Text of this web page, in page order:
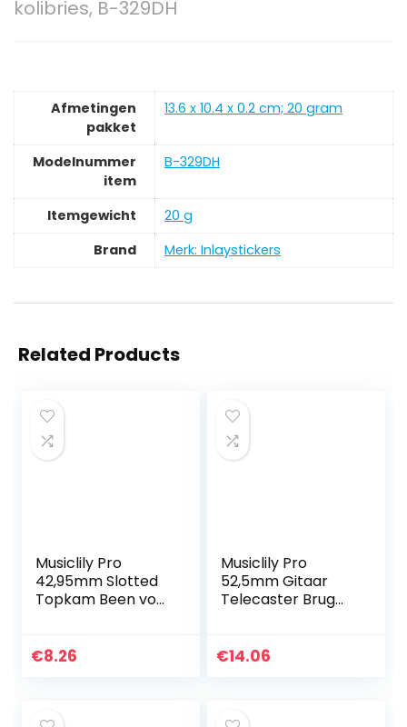
kolibries, B-329DH
Afmetingen
pakket
‎13.6 x 10.4 x 0.2 cm; 20 gram
Modelnummer
item
‎B-329DH
Itemgewicht
‎20 g
Brand
Merk: Inlaystickers
Related Products
Musiclily Pro
42,95mm Slotted
Topkam Been voor
Akoestische Gitaar
€8.26
Musiclily Pro
52,5mm Gitaar
Telecaster Brug
Elektrische Gitaar,
€14.06